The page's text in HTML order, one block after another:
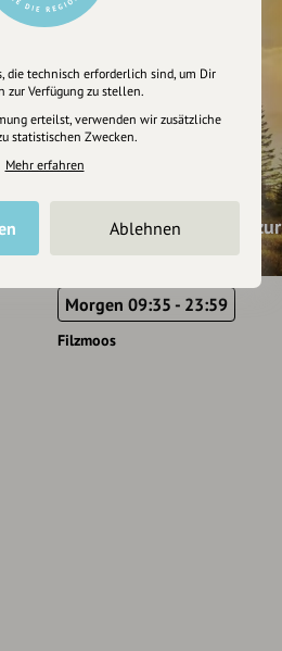
Geführte Wanderung zur
Morgen 09:35 - 23:59
Filzmoos
die technisch erforderlich sind, um Dir
zur Verfügung zu stellen.
erteilst, verwenden wir zusätzliche
statistischen Zwecken.
Mehr erfahren
Ablehnen